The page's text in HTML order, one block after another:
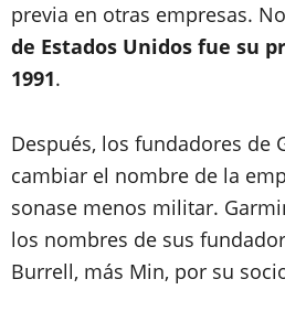
previa en otras empresas.
de Estados Unidos fue su
1991.
Después, los fundadores de
cambiar el nombre de la
sonase menos militar.
los nombres de sus
Burrell, más Min, por su